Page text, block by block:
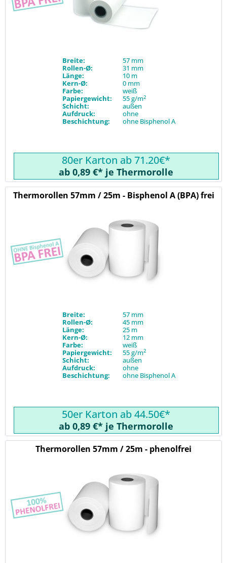
Breite:
57 mm
Rollen-Ø:
31 mm
Länge:
10 m
Kern-Ø:
0 mm
Farbe:
weiß
Papiergewicht:
55 g/m2
Schicht:
außen
Aufdruck:
ohne
Beschichtung:
ohne Bisphenol A
80er Karton ab 71.20€*
ab 0,89 €* je Thermorolle
Thermorollen 57mm / 25m - Bisphenol A (BPA) frei
Breite:
57 mm
Rollen-Ø:
45 mm
Länge:
25 m
Kern-Ø:
12 mm
Farbe:
weiß
Papiergewicht:
55 g/m2
Schicht:
außen
Aufdruck:
ohne
Beschichtung:
ohne Bisphenol A
50er Karton ab 44.50€*
ab 0,89 €* je Thermorolle
Thermorollen 57mm / 25m - phenolfrei